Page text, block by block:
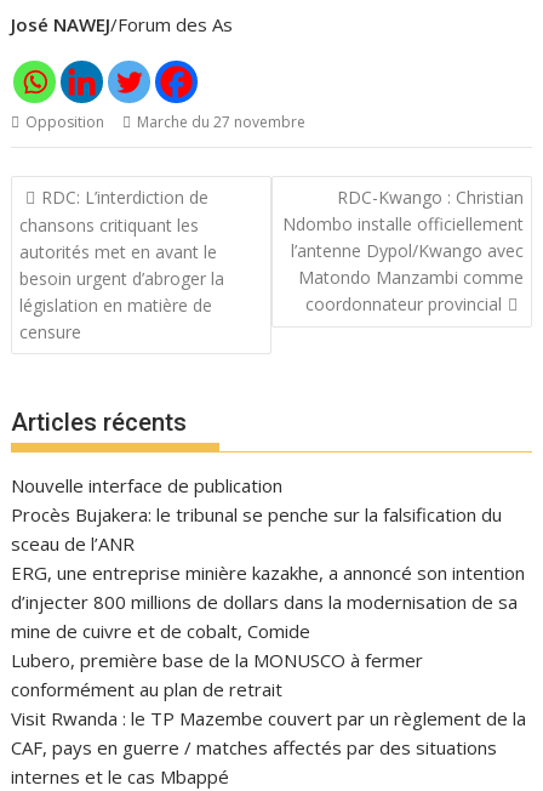
José NAWEJ/Forum des As
Opposition Marche du 27 novembre
Navigation
de
l’article
RDC: L’interdiction de
chansons critiquant les
autorités met en avant le
besoin urgent d’abroger la
législation en matière de
censure
RDC-Kwango : Christian
Ndombo installe officiellement
l’antenne Dypol/Kwango avec
Matondo Manzambi comme
coordonnateur provincial
Articles récents
Nouvelle interface de publication
Procès Bujakera: le tribunal se penche sur la falsification du
sceau de l’ANR
ERG, une entreprise minière kazakhe, a annoncé son intention
d’injecter 800 millions de dollars dans la modernisation de sa
mine de cuivre et de cobalt, Comide
Lubero, première base de la MONUSCO à fermer
conformément au plan de retrait
Visit Rwanda : le TP Mazembe couvert par un règlement de la
CAF, pays en guerre / matches affectés par des situations
internes et le cas Mbappé